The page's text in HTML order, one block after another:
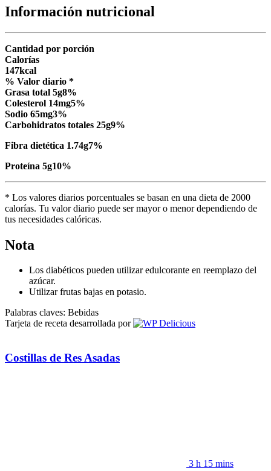
Información nutricional
Cantidad por porción
Calorías
147kcal
% Valor diario *
Grasa total 5g8%
Colesterol 14mg5%
Sodio 65mg3%
Carbohidratos totales 25g9%
Fibra dietética 1.74g7%
Proteína 5g10%
* Los valores diarios porcentuales se basan en una dieta de 2000
calorías. Tu valor diario puede ser mayor o menor dependiendo de
tus necesidades calóricas.
Nota
Los diabéticos pueden utilizar edulcorante en reemplazo del
azúcar.
Utilizar frutas bajas en potasio.
Palabras claves: Bebidas
Tarjeta de receta desarrollada por
Costillas de Res Asadas
3 h 15 mins